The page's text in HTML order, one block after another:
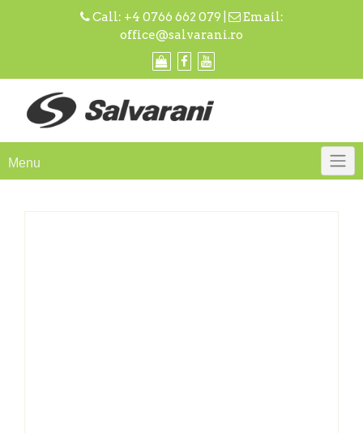
Call: +4 0766 662 079
Email:
office@salvarani.ro
Menu